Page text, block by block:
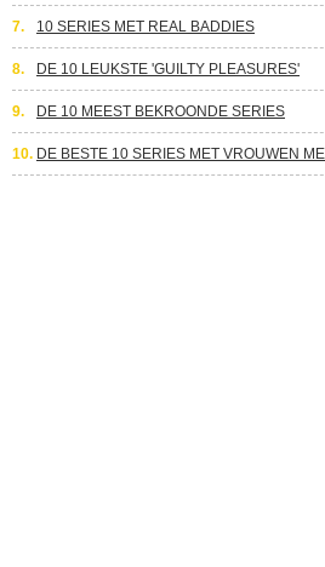
7. 10 SERIES MET REAL BADDIES
8. DE 10 LEUKSTE 'GUILTY PLEASURES'
9. DE 10 MEEST BEKROONDE SERIES
10. DE BESTE 10 SERIES MET VROUWEN